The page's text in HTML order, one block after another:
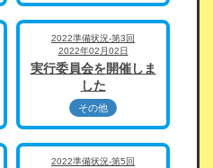
2022準備状況-第3回
2022年02月02日
実行委員会を開催しま
した
その他
2022準備状況-第5回